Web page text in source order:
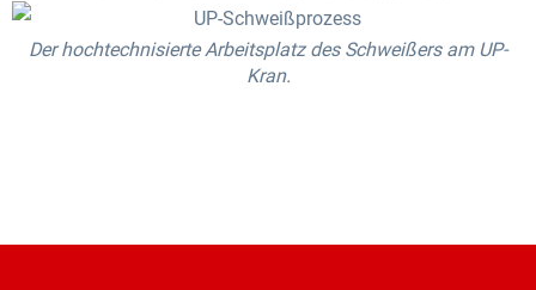
Der hochtechnisierte Arbeitsplatz des Schweißers am UP-
Kran.